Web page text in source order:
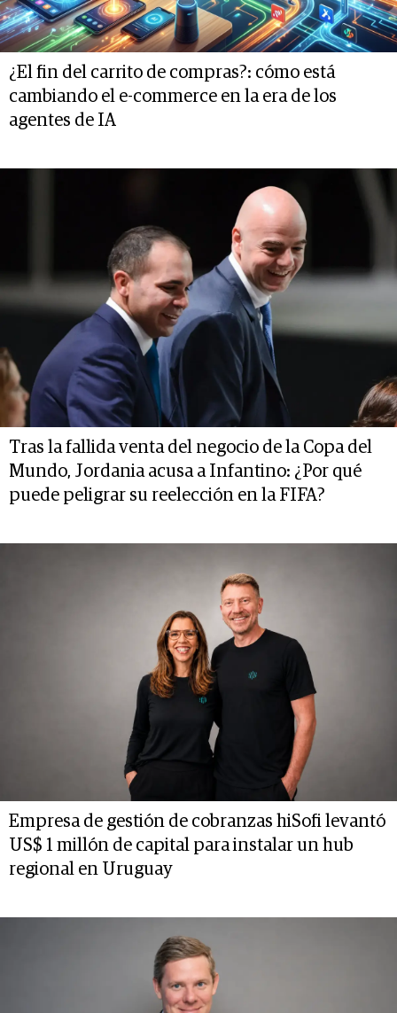
¿El fin del carrito de compras?: cómo está
cambiando el e-commerce en la era de los
agentes de IA
Tras la fallida venta del negocio de la Copa del
Mundo, Jordania acusa a Infantino: ¿Por qué
puede peligrar su reelección en la FIFA?
Empresa de gestión de cobranzas hiSofi levantó
US$ 1 millón de capital para instalar un hub
regional en Uruguay